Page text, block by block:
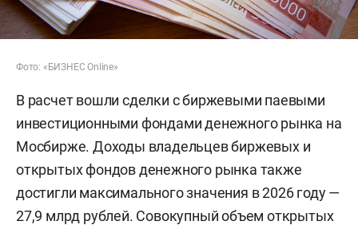
Фото: «БИЗНЕС Online»
В расчет вошли сделки с биржевыми паевыми
инвестиционными фондами денежного рынка на
Мосбирже. Доходы владельцев биржевых и
открытых фондов денежного рынка также
достигли максимального значения в 2026 году —
27,9 млрд рублей. Совокупный объем открытых